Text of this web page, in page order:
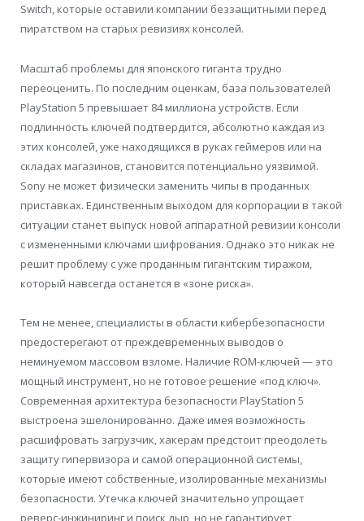
Switch, которые оставили компании беззащитными перед
пиратством на старых ревизиях консолей.
Масштаб проблемы для японского гиганта трудно
переоценить. По последним оценкам, база пользователей
PlayStation 5 превышает 84 миллиона устройств. Если
подлинность ключей подтвердится, абсолютно каждая из
этих консолей, уже находящихся в руках геймеров или на
складах магазинов, становится потенциально уязвимой.
Sony не может физически заменить чипы в проданных
приставках. Единственным выходом для корпорации в такой
ситуации станет выпуск новой аппаратной ревизии консоли
с измененными ключами шифрования. Однако это никак не
решит проблему с уже проданным гигантским тиражом,
который навсегда останется в «зоне риска».
Тем не менее, специалисты в области кибербезопасности
предостерегают от преждевременных выводов о
неминуемом массовом взломе. Наличие ROM-ключей — это
мощный инструмент, но не готовое решение «под ключ».
Современная архитектура безопасности PlayStation 5
выстроена эшелонированно. Даже имея возможность
расшифровать загрузчик, хакерам предстоит преодолеть
защиту гипервизора и самой операционной системы,
которые имеют собственные, изолированные механизмы
безопасности. Утечка ключей значительно упрощает
реверс-инжиниринг и поиск дыр, но не гарантирует